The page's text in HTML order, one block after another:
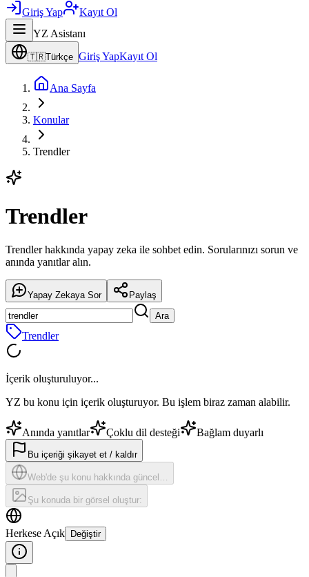
Giriş Yap
Kayıt Ol
YZ Asistanı
🇹🇷Türkçe Giriş YapKayıt Ol
Ana Sayfa
Konular
Trendler
Trendler
Trendler hakkında yapay zeka ile sohbet edin. Sorularınızı sorun ve
anında yanıtlar alın.
Yapay Zekaya Sor
Paylaş
Ara
Trendler
İçerik oluşturuluyor...
YZ bu konu için içerik oluşturuyor. Bu işlem biraz zaman alabilir.
Anında yanıtlar Çoklu dil desteği Bağlam duyarlı
Bu içeriği şikayet et / kaldır
Web'de şu konu hakkında güncel…
Şu konuda bir görsel oluştur:
Herkese Açık Değiştir